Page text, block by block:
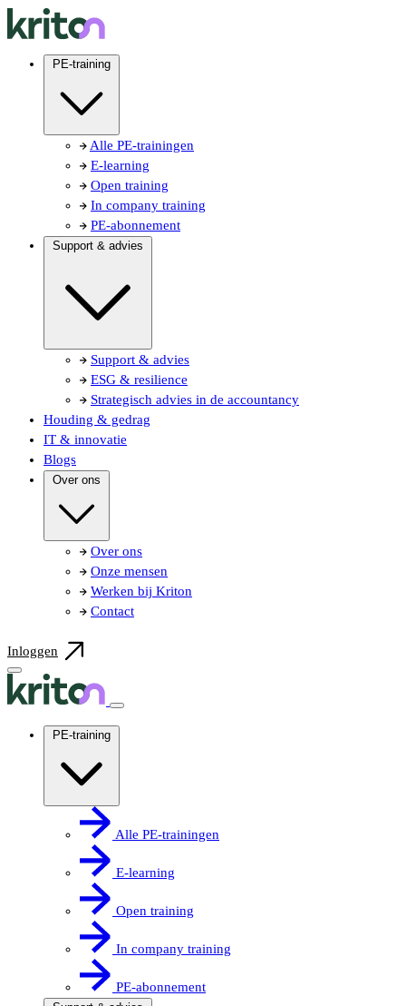
PE-training
Alle PE-trainingen
E-learning
Open training
In company training
PE-abonnement
Support & advies
Support & advies
ESG & resilience
Strategisch advies in de accountancy
Houding & gedrag
IT & innovatie
Blogs
Over ons
Over ons
Onze mensen
Werken bij Kriton
Contact
Inloggen
PE-training
Alle PE-trainingen
E-learning
Open training
In company training
PE-abonnement